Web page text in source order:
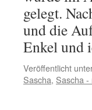
gelegt.
und die
Enkel und
Veröffentlicht
Sascha, Sascha